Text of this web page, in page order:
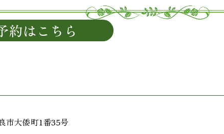
約はこちら
市大倭町1番35号